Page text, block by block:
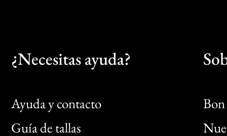
¿Necesitas ayuda?
Ayuda y contacto
Guía de tallas